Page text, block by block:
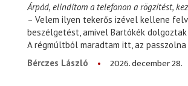
Árpád, elindítom a telefonon a rögzítést,
– Velem ilyen tekerős izével kellene
beszélgetést, amivel Bartókék
A régmúltból maradtam itt, az passzolna
Bérczes László
2026. december 28.